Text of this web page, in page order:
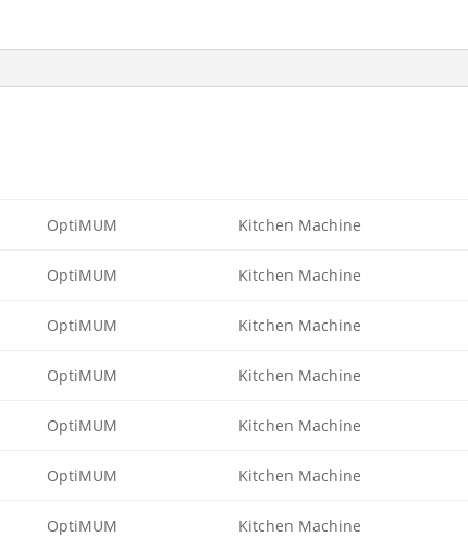
OptiMUM Kitchen Machine
OptiMUM Kitchen Machine
OptiMUM Kitchen Machine
OptiMUM Kitchen Machine
OptiMUM Kitchen Machine
OptiMUM Kitchen Machine
OptiMUM Kitchen Machine